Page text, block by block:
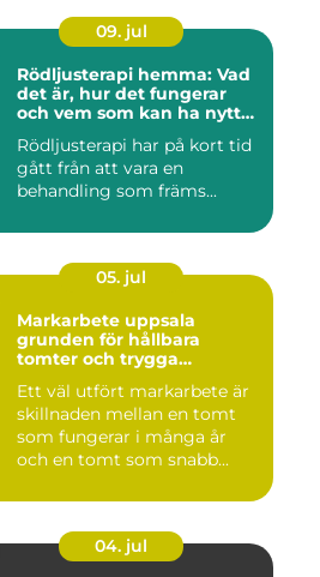
09. jul
Rödljusterapi hemma: Vad
det är, hur det fungerar
och vem som kan ha nytta
Rödljusterapi har på kort tid
gått från att vara en
behandling som främs...
05. jul
Markarbete uppsala
grunden för hållbara
tomter och trygga
Ett väl utfört markarbete är
skillnaden mellan en tomt
som fungerar i många år
och en tomt som snabb...
04. jul